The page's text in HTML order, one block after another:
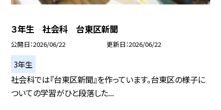
３年生 社会科 台東区新聞
公開日 2026/06/22 更新日 2026/06/22
3年生
社会科では『台東区新聞』を作っています。台東区の様子に
ついての学習がひと段落した...